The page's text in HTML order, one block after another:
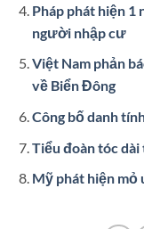
Pháp phát hiện
người nhập cư
Việt Nam phản
về Biển Đông
Công bố danh
Tiểu đoàn tóc
Mỹ phát hiện mỏ